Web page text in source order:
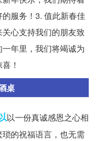
服务！3. 值此新春佳
心支持我们的朋友致
年里，我们将竭诚为
！
桌
以一份真诚感恩之心相
的祝福语言，也无需